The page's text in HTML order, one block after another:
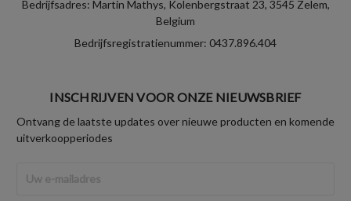
Bedrijfsadres: Martin Mathys, Kolenbergstraat 23, 3545 Zelem,
Belgium
Bedrijfsregistratienummer: 0437.896.404
INSCHRIJVEN VOOR ONZE NIEUWSBRIEF
Ontvang de laatste updates over nieuwe producten en komende
uitverkoopperiodes
mailadres